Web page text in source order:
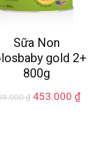
Sữa Non
gold 2+
800g
₫ 453.000 ₫